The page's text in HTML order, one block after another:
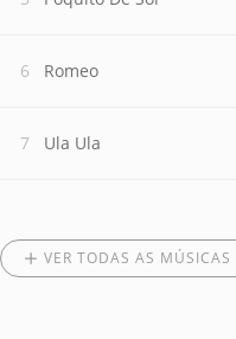
Romeo
Ula Ula
VER TODAS AS MÚSICAS